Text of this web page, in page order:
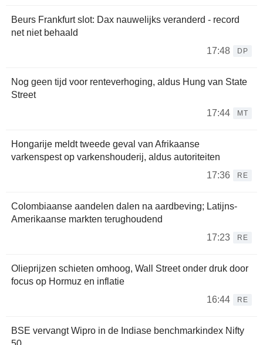
Beurs Frankfurt slot: Dax nauwelijks veranderd - record
net niet behaald
17:48
DP
Nog geen tijd voor renteverhoging, aldus Hung van State
Street
17:44
MT
Hongarije meldt tweede geval van Afrikaanse
varkenspest op varkenshouderij, aldus autoriteiten
17:36
RE
Colombiaanse aandelen dalen na aardbeving; Latijns-
Amerikaanse markten terughoudend
17:23
RE
Olieprijzen schieten omhoog, Wall Street onder druk door
focus op Hormuz en inflatie
16:44
RE
BSE vervangt Wipro in de Indiase benchmarkindex Nifty